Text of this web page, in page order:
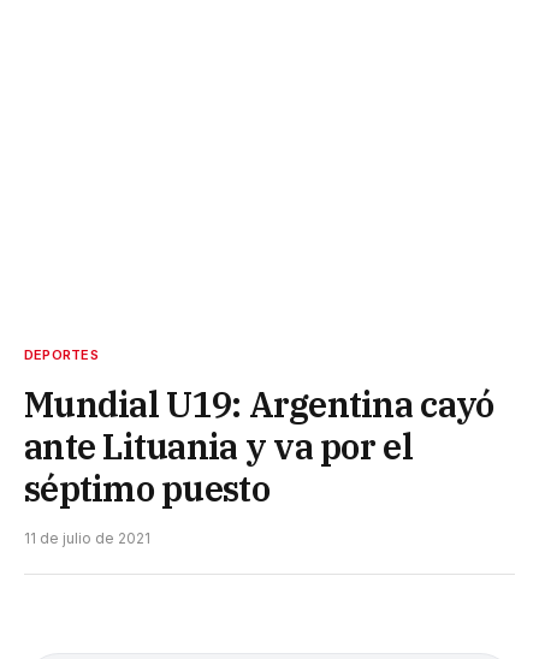
DEPORTES
Mundial U19: Argentina cayó
ante Lituania y va por el
séptimo puesto
11 de julio de 2021